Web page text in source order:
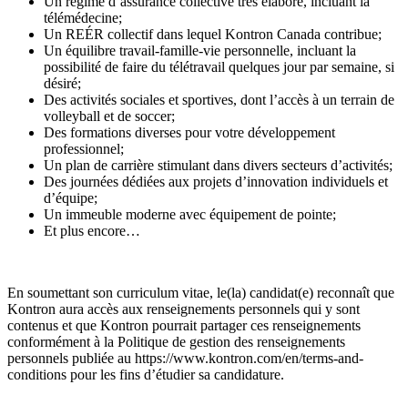
télémédecine;
Un REÉR collectif dans lequel Kontron Canada contribue;
Un équilibre travail-famille-vie personnelle, incluant la
possibilité de faire du télétravail quelques jour par semaine, si
désiré;
Des activités sociales et sportives, dont l’accès à un terrain de
volleyball et de soccer;
Des formations diverses pour votre développement
professionnel;
Un plan de carrière stimulant dans divers secteurs d’activités;
Des journées dédiées aux projets d’innovation individuels et
d’équipe;
Un immeuble moderne avec équipement de pointe;
Et plus encore…
En soumettant son curriculum vitae, le(la) candidat(e) reconnaît que
Kontron aura accès aux renseignements personnels qui y sont
contenus et que Kontron pourrait partager ces renseignements
conformément à la Politique de gestion des renseignements
personnels publiée au https://www.kontron.com/en/terms-and-
conditions pour les fins d’étudier sa candidature.